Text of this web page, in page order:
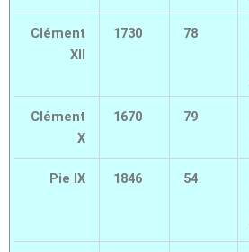
Clément
XII
1730 78
Clément
X
1670 79
Pie IX 1846 54